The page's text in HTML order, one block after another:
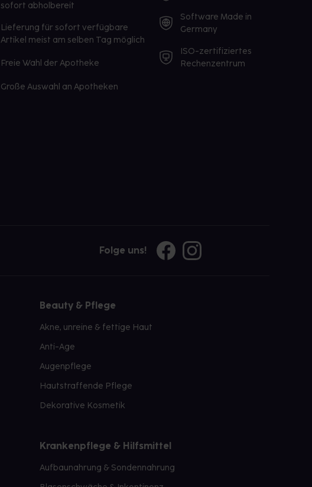
sofort abholbereit
Lieferung für sofort verfügbare
Artikel meist am selben Tag möglich
Freie Wahl der Apotheke
Große Auswahl an Apotheken
Software Made in
Germany
ISO-zertifiziertes
Rechenzentrum
Folge uns!
Beauty & Pflege
Akne, unreine & fettige Haut
Anti-Age
Augenpflege
Hautstraffende Pflege
Dekorative Kosmetik
Krankenpflege & Hilfsmittel
Aufbaunahrung & Sondennahrung